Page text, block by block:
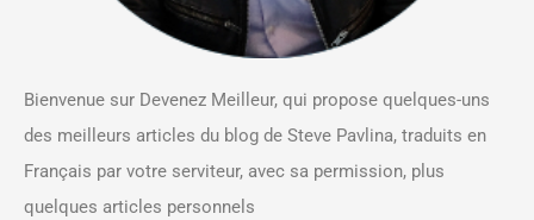
Bienvenue sur Devenez Meilleur, qui propose quelques-uns
des meilleurs articles du blog de Steve Pavlina, traduits en
Français par votre serviteur, avec sa permission, plus
quelques articles personnels